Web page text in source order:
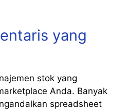
yang
stok yang
Anda. Banyak
spreadsheet